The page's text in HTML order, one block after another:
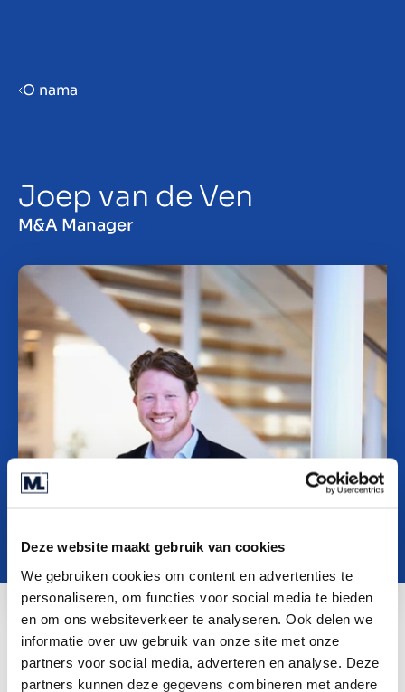
Deze website maakt gebruik van cookies
We gebruiken cookies om content en advertenties te
personaliseren, om functies voor social media te bieden
en om ons websiteverkeer te analyseren. Ook delen we
informatie over uw gebruik van onze site met onze
partners voor social media, adverteren en analyse. Deze
partners kunnen deze gegevens combineren met andere
Sell your business
Beleggen
Insights
O nama
Contact
O nama
Joep van de Ven
M&A Manager
J.vandeven@marktlink.com
LinkedIn